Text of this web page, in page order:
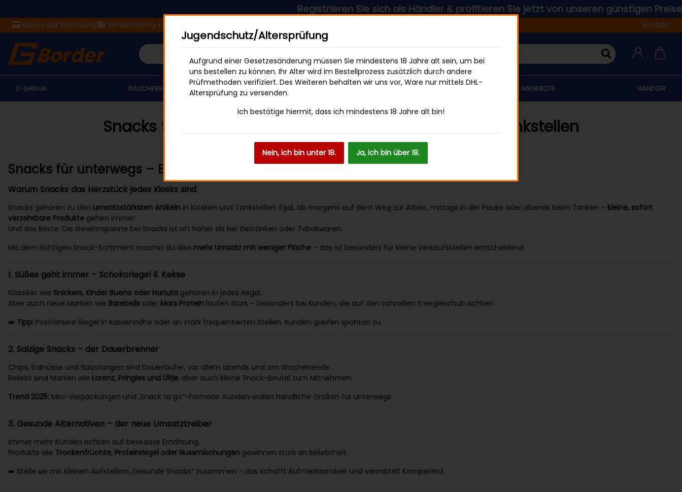
Registrieren Sie sich als Händler & profitieren Sie jetzt von unseren günstigen Preisen! 🛒
Klarna Auf Rechnung Versandfertig in 24 Stunden Kontakt
E-SHISHA RAUCHERBEDARF SWEETS & SNACKS ANGEBOTE HÄNDLER
Snacks für unterwegs – Bestseller 2025 für Kioske & Tankstellen
gborder–2025-10-07 15:41:00
Blog
Kommentare
0
Snacks für unterwegs – Bestseller 2025 für Kioske & Tankstellen
Warum Snacks das Herzstück jedes Kiosks sind
Snacks gehören zu den umsatzstärksten Artikeln in Kiosken und Tankstellen. Egal, ob morgens auf dem Weg zur Arbeit, mittags in der Pause oder abends beim Tanken – kleine, sofort
verzehrbare Produkte gehen immer.
Und das Beste: Die Gewinnspanne bei Snacks ist oft höher als bei Getränken oder Tabakwaren.
Mit dem richtigen Snack-Sortiment machst du also mehr Umsatz mit weniger Fläche – das ist besonders für kleine Verkaufsstellen entscheidend.
1. Süßes geht immer – Schokoriegel & Kekse
Klassiker wie Snickers, Kinder Bueno oder Hanuta gehören in jedes Regal.
Aber auch neue Marken wie Barebells oder Mars Protein laufen stark – besonders bei Kunden, die auf den schnellen Energieschub achten.
➡️ Tipp: Positioniere Riegel in Kassennähe oder an stark frequentierten Stellen. Kunden greifen spontan zu.
2. Salzige Snacks – der Dauerbrenner
Chips, Erdnüsse und Salzstangen sind Dauerläufer, vor allem abends und am Wochenende.
Beliebt sind Marken wie Lorenz, Pringles und Ültje, aber auch kleine Snack-Beutel zum Mitnehmen.
Trend 2025: Mini-Verpackungen und „Snack to go“-Formate. Kunden wollen handliche Größen für unterwegs.
3. Gesunde Alternativen – der neue Umsatztreiber
Immer mehr Kunden achten auf bewusste Ernährung.
Produkte wie Trockenfrüchte, Proteinriegel oder Nussmischungen gewinnen stark an Beliebtheit.
➡️ Stelle sie mit kleinen Aufstellern „Gesunde Snacks“ zusammen – das schafft Aufmerksamkeit und vermittelt Kompetenz.
Jugendschutz/Altersprüfung
Aufgrund einer Gesetzesänderung müssen Sie mindestens 18 Jahre alt sein, um bei
uns bestellen zu können. Ihr Alter wird im Bestellprozess zusätzlich durch andere
Prüfmethoden verifiziert. Des Weiteren behalten wir uns vor, Ware nur mittels DHL-
Altersprüfung zu versenden.
Ich bestätige hiermit, dass ich mindestens 18 Jahre alt bin!
Nein, ich bin unter 18. Ja, ich bin über 18.